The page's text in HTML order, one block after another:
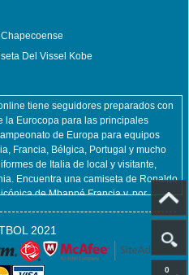
Del Vissel Kobe
tiene seguidores preparados con
la Eurocopa para las principales
de Europa para equipos
Francia, Bélgica, Portugal y mucho
de Italia de local y visitante,
Encuentra una camiseta de Ronaldo
de Mbappé Francia y, por
en la Euro, Camisetas de futbol
Al mismo tiempo, también ofrecemos
camisetas retro futbol, ​​camisetas
camisetafutbolbaratas.com
2021
0